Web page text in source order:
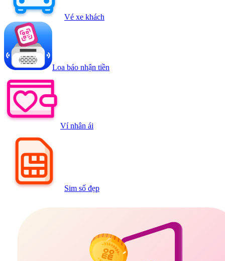
Vé xe khách
Loa báo nhận tiền
Ví nhân ái
Sim số đẹp